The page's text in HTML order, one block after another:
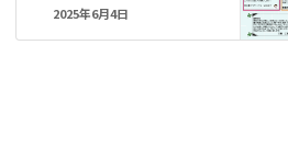
2025年6月4日